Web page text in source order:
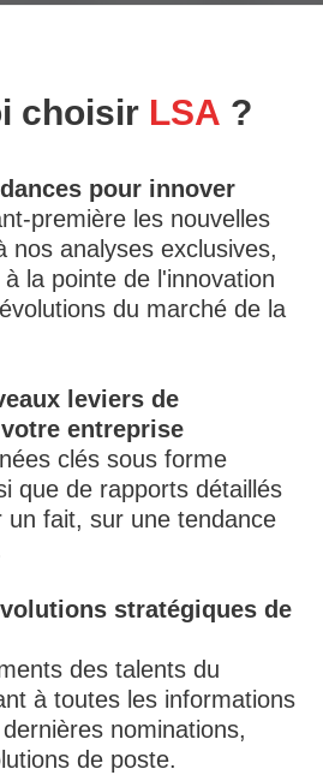
choisir LSA ?
pour innover
première les nouvelles
nos analyses exclusives,
la pointe de l'innovation
du marché de la
leviers de
entreprise
clés sous forme
que de rapports détaillés
un fait, sur une tendance
stratégiques de
des talents du
à toutes les informations
nominations,
de poste.